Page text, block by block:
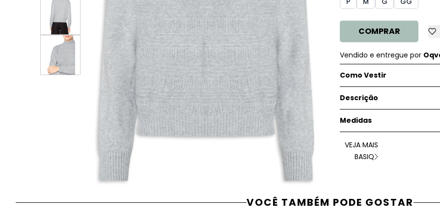
COMPRAR
Vendido e entregue por
Como Vestir
Descrição
Medidas
VEJA MAIS
BASIQ
VOCÊ TAMBÉM PODE GOSTAR